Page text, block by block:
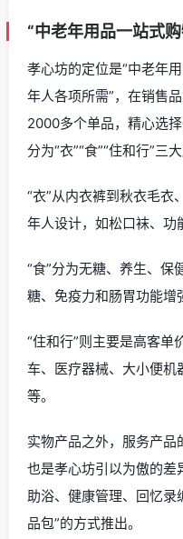
“中老年用品一站式
孝心坊的定位是“中老年
年人各项所需”，在销售
2000多个单品，精心选
分为“衣”“食”“住和行”三
“衣”从内衣裤到秋衣毛衣
年人设计，如松口袜、功
“食”分为无糖、养生、保
糖、免疫力和肠胃功能增
“住和行”则主要是高客单
车、医疗器械、大小便
等。
实物产品之外，服务产
也是孝心坊引以为傲的差
助浴、健康管理、回忆录
品包”的方式推出。